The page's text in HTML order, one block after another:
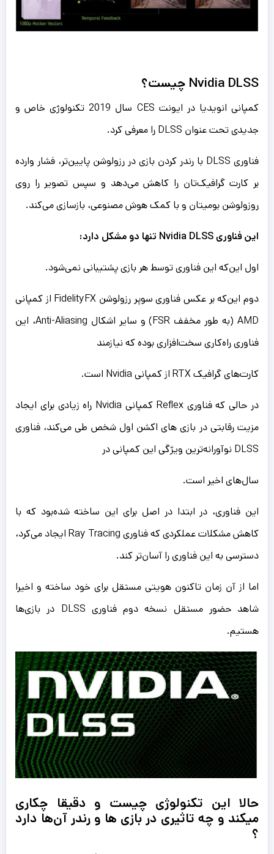
Nvidia DLSS چیست؟
کمپانی انویدیا در ایونت CES سال 2019 تکنولوژی خاص و
جدیدی تحت عنوان DLSS را معرفی کرد.
فناوری DLSS با رندر کردن بازی در رزولوشن پایین‌تر، فشار وارده
بر کارت گرافیک‌تان را کاهش می‌دهد و سپس تصویر را روی
روزولوشن بومیتان‌ و با کمک هوش مصنوعی، بازسازی می‌کند.
این فناوری Nvidia DLSS تنها دو مشکل دارد:
اول این‌که این فناوری توسط هر بازی پشتیبانی نمی‌شود.
دوم این‌که بر عکس فناوری سوپر رزولوشن FidelityFX از کمپانی
AMD (به طور مخفف FSR) و سایر اشکال Anti-Aliasing، این
فناوری راه‌کاری سخت‌افزاری بوده که نیازمند
کارت‌های گرافیک RTX از کمپانی Nvidia است.
در حالی که فناوری Reflex کمپانی Nvidia راه زیادی برای ایجاد
مزیت رقابتی در بازی های اکشن اول شخص طی می‌کند، فناوری
DLSS نوآورانه‌ترین ویژگی این کمپانی در
سال‌های اخیر است.
این فناوری، در ابتدا در اصل برای این ساخته شده‌بود که با
کاهش مشکلات عملکردی که فناوری Ray Tracing ایجاد می‌کرد،
دسترسی به این فناوری را آسان‌تر کند.
اما از آن زمان تاکنون هویتی مستقل برای خود ساخته و اخیرا
شاهد حضور مستقل نسخه دوم فناوری DLSS در بازی‌ها
هستیم.
حالا این تکنولوژی چیست و دقیقا چکاری
میکند و چه تاثیری در بازی ها و رندر آن‌ها دارد
؟